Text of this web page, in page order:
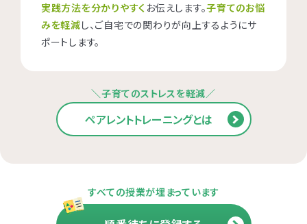
実践方法を分かりやすく お伝えします。子育てのお悩
みを軽減し、ご自宅での関わりが向上するようにサ
ポートします。
＼子育てのストレスを軽減／
ペアレントトレーニングとは
すべての授業が埋まっています